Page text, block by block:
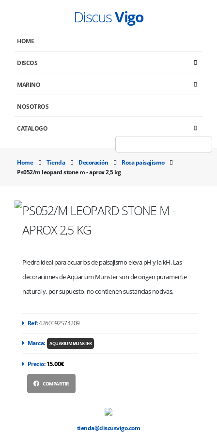
DiscusVigo
HOME
DISCOS
MARINO
NOSOTROS
CATALOGO
Home Tienda Decoración
Roca paisajismo
Ps052/m leopard stone m - aprox 2,5 kg
PS052/M LEOPARD STONE M -
APROX 2,5 KG
Piedra ideal para acuarios de paisajismo eleva pH y la kH. Las
decoraciones de Aquarium Münster son de origen puramente
natural y, por supuesto, no contienen sustancias nocivas.
Ref:4260092574209
Marca: AQUARIUM MÜNSTER
Precio:15.00€
COMPARTIR
tienda@discusvigo.com